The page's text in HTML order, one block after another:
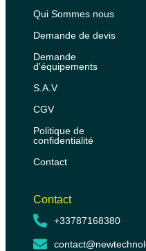
Qui Sommes nous
Demande de devis
Demande
d'équipements
S.A.V
CGV
Politique de
confidentialité
Contact
Contact
+33787168380